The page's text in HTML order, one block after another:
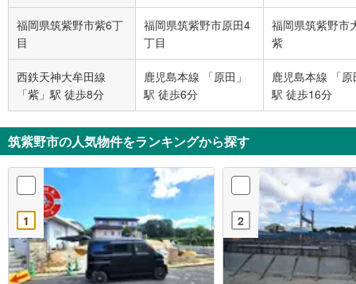
福岡県筑紫野市紫6丁
目
福岡県筑紫野市原田4
丁目
福岡県筑紫野市
紫
西鉄天神大牟田線
「紫」駅 徒歩8分
鹿児島本線 「原田」
駅 徒歩6分
鹿児島本線 「原
駅 徒歩16分
筑紫野市の人気物件をランキングから探す
1 2